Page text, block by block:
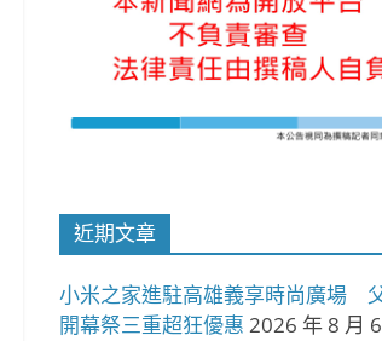
近期文章
小米之家進駐高雄義享時尚廣場
開幕祭三重超狂優惠 2026 年 8 月